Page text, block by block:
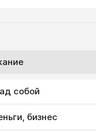
собой
бизнес